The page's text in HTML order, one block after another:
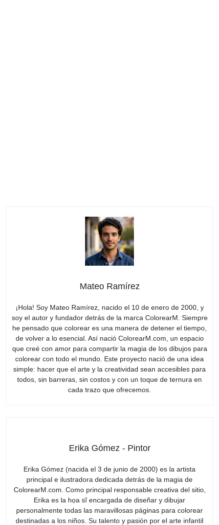
Mateo Ramírez
¡Hola! Soy Mateo Ramírez, nacido el 10 de enero de 2000, y
soy el autor y fundador detrás de la marca ColorearM. Siempre
he pensado que colorear es una manera de detener el tiempo,
de volver a lo esencial. Así nació ColorearM.com, un espacio
que creé con amor para compartir la magia de los dibujos para
colorear con todo el mundo. Este proyecto nació de una idea
simple: hacer que el arte y la creatividad sean accesibles para
todos, sin barreras, sin costos y con un toque de ternura en
cada trazo que ofrecemos.
Erika Gómez - Pintor
Erika Gómez (nacida el 3 de junio de 2000) es la artista
principal e ilustradora dedicada detrás de la magia de
ColorearM.com. Como principal responsable creativa del sitio,
Erika es la họa sĩ encargada de diseñar y dibujar
personalmente todas las maravillosas páginas para colorear
destinadas a los niños. Su talento y pasión por el arte infantil